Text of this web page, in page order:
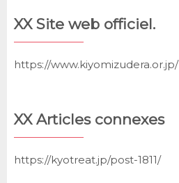
XX Site web officiel.
https://www.kiyomizudera.or.jp/
XX Articles connexes
https://kyotreat.jp/post-1811/